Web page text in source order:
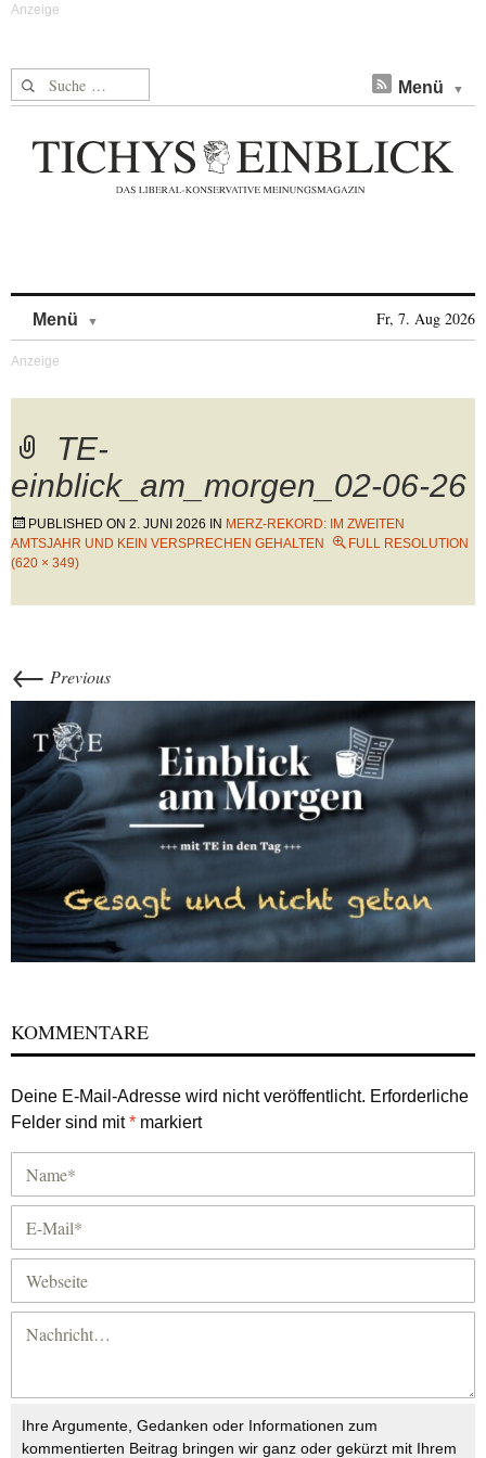
Suche nach: Menü
Menü Fr, 7. Aug 2026
TE-
einblick_am_morgen_02-06-26
PUBLISHED ON 2. JUNI 2026 IN MERZ-REKORD: IM ZWEITEN
AMTSJAHR UND KEIN VERSPRECHEN GEHALTEN
FULL RESOLUTION
(620 × 349)
← Previous
KOMMENTARE
Deine E-Mail-Adresse wird nicht veröffentlicht. Erforderliche
Felder sind mit* markiert
Ihre Argumente, Gedanken oder Informationen zum
kommentierten Beitrag bringen wir ganz oder gekürzt mit Ihrem